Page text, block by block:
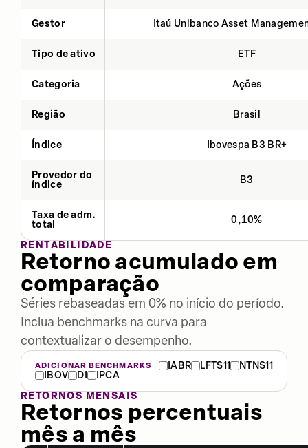
Gestor Itaú Unibanco Asset
Tipo de ativo ETF
Categoria Ações
Região Brasil
Índice Ibovespa B3 BR+
Provedor do
índice
B3
Taxa de adm.
total
0,10%
RENTABILIDADE
Retorno acumulado em
comparação
Séries rebaseadas em 0% no início do período.
Inclua benchmarks na curva para
contextualizar o desempenho.
ADICIONAR BENCHMARKS IABR LFTS11
NTNS11
IBOV
DI
IPCA
RETORNOS MENSAIS
Retornos percentuais
mês a mês